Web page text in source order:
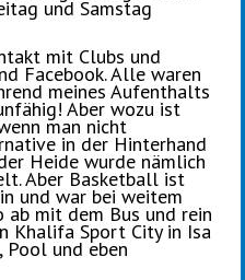
und Samstag
mit Clubs und
Facebook. Alle waren
meines Aufenthalts
Aber wozu ist
man nicht
in der Hinterhand
Heide wurde nämlich
Aber Basketball ist
und war bei weitem
ab mit dem Bus und rein
Khalifa Sport City in Isa
und eben